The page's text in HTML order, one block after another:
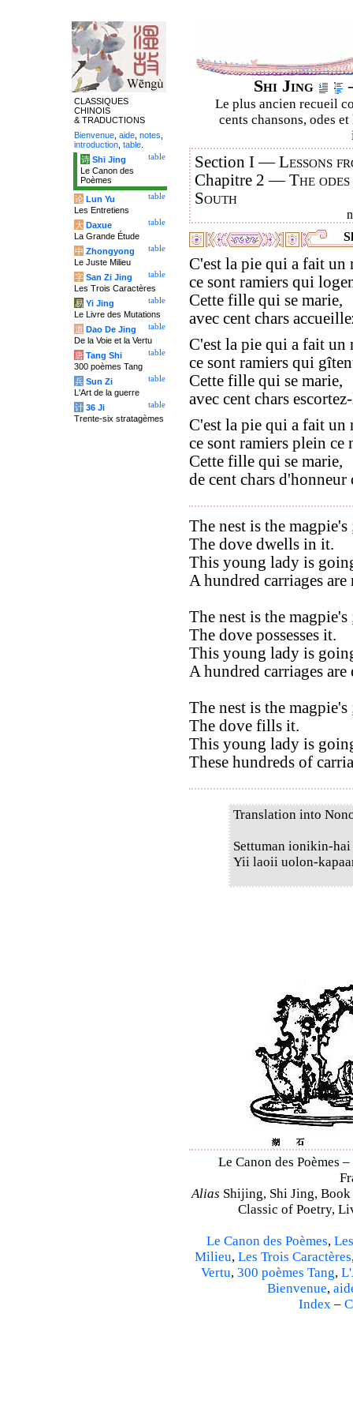
Shi Jing
Le plus ancien recueil
cents chansons, odes
Section I —Lessons
Chapitre 2 —The
South
C'est la pie qui a fait un
ce sont ramiers qui
Cette fille qui se marie,
avec cent chars
C'est la pie qui a fait un
ce sont ramiers qui
Cette fille qui se marie,
avec cent chars
C'est la pie qui a fait un
ce sont ramiers plein ce
Cette fille qui se marie,
de cent chars
The nest is the magpie's
The dove dwells in it.
This young lady is
A hundred carriages are
The nest is the magpie's
The dove possesses it.
This young lady is
A hundred carriages are
The nest is the magpie's
The dove fills it.
This young lady is
These hundreds of
Translation into
Settuman ionikin-
Yii laoii uolon-
Le Canon des Poèmes
Alias Shijing, Shi Jing,
Classic of Poetry,
Le Canon des Poèmes,
Milieu, Les Trois Caractères
Vertu, 300 poèmes Tang,
Bienvenue,
Index –
CLASSIQUES
CHINOIS
& TRADUCTIONS
Bienvenue aide notes
introduction table
table
诗 Shi Jing
Le Canon des
Poèmes
table
论 Lun Yu
Les Entretiens
table
大 Daxue
La Grande Étude
table
中 Zhongyong
Le Juste Milieu
table
字 San Zi Jing
Les Trois Caractères
table
易 Yi Jing
Le Livre des Mutations
table
道 Dao De Jing
De la Voie et la Vertu
table
唐 Tang Shi
300 poèmes Tang
table
兵 Sun Zi
L'Art de la guerre
table
计 36 Ji
Trente-six stratagèmes